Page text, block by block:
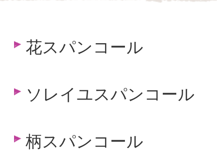
花スパンコール
ソレイユスパンコール
柄スパンコール